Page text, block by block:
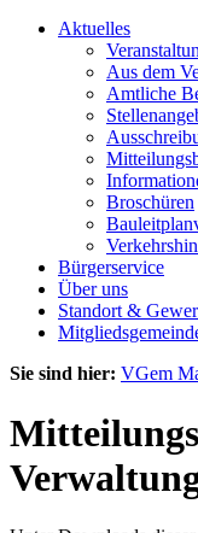
Aktuelles
Aus dem
Amtliche
Broschüren
Bürgerservice
Über uns
Standort &
Sie sind hier: VGem